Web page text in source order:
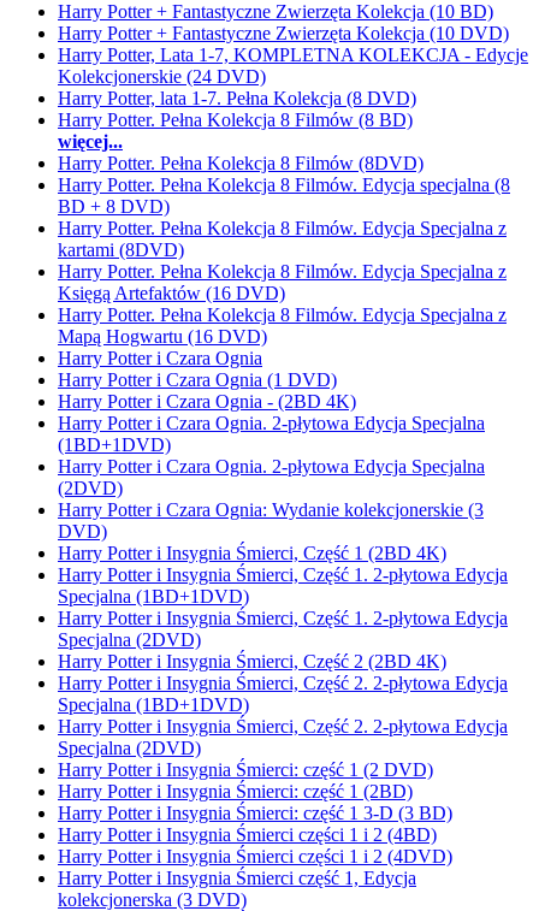
Harry Potter + Fantastyczne Zwierzęta Kolekcja (10 BD)
Harry Potter + Fantastyczne Zwierzęta Kolekcja (10 DVD)
Harry Potter, Lata 1-7, KOMPLETNA KOLEKCJA - Edycje
Kolekcjonerskie (24 DVD)
Harry Potter, lata 1-7. Pełna Kolekcja (8 DVD)
Harry Potter. Pełna Kolekcja 8 Filmów (8 BD)
więcej...
Harry Potter. Pełna Kolekcja 8 Filmów (8DVD)
Harry Potter. Pełna Kolekcja 8 Filmów. Edycja specjalna (8
BD + 8 DVD)
Harry Potter. Pełna Kolekcja 8 Filmów. Edycja Specjalna z
kartami (8DVD)
Harry Potter. Pełna Kolekcja 8 Filmów. Edycja Specjalna z
Księgą Artefaktów (16 DVD)
Harry Potter. Pełna Kolekcja 8 Filmów. Edycja Specjalna z
Mapą Hogwartu (16 DVD)
Harry Potter i Czara Ognia
Harry Potter i Czara Ognia (1 DVD)
Harry Potter i Czara Ognia - (2BD 4K)
Harry Potter i Czara Ognia. 2-płytowa Edycja Specjalna
(1BD+1DVD)
Harry Potter i Czara Ognia. 2-płytowa Edycja Specjalna
(2DVD)
Harry Potter i Czara Ognia: Wydanie kolekcjonerskie (3
DVD)
Harry Potter i Insygnia Śmierci, Część 1 (2BD 4K)
Harry Potter i Insygnia Śmierci, Część 1. 2-płytowa Edycja
Specjalna (1BD+1DVD)
Harry Potter i Insygnia Śmierci, Część 1. 2-płytowa Edycja
Specjalna (2DVD)
Harry Potter i Insygnia Śmierci, Część 2 (2BD 4K)
Harry Potter i Insygnia Śmierci, Część 2. 2-płytowa Edycja
Specjalna (1BD+1DVD)
Harry Potter i Insygnia Śmierci, Część 2. 2-płytowa Edycja
Specjalna (2DVD)
Harry Potter i Insygnia Śmierci: część 1 (2 DVD)
Harry Potter i Insygnia Śmierci: część 1 (2BD)
Harry Potter i Insygnia Śmierci: część 1 3-D (3 BD)
Harry Potter i Insygnia Śmierci części 1 i 2 (4BD)
Harry Potter i Insygnia Śmierci części 1 i 2 (4DVD)
Harry Potter i Insygnia Śmierci część 1, Edycja
kolekcjonerska (3 DVD)